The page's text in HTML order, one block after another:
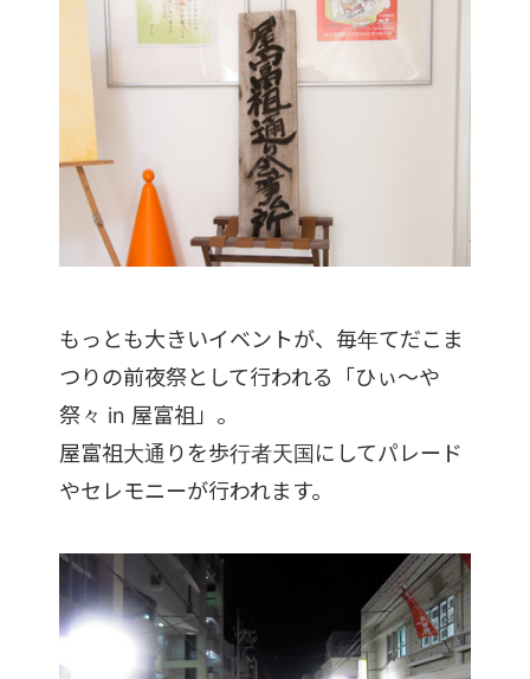
もっとも大きいイベントが、毎年てだこま
つりの前夜祭として行われる「ひぃ～や
祭々 in 屋富祖」。
屋富祖大通りを歩行者天国にしてパレード
やセレモニーが行われます。